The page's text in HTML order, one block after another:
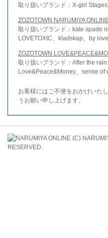
取り扱いブランド：X-girl
ZOZOTOWN NARUMIYA
取り扱いブランド：kate spade
LOVETOXIC、kladskap、by
ZOZOTOWN
取り扱いブランド：After the rain
Love&Peace&Money、sense of
お客様にはご不便をおかけいた
うお願い申し上げます。